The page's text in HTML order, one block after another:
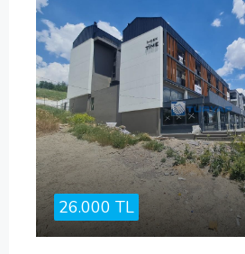
26.000 TL